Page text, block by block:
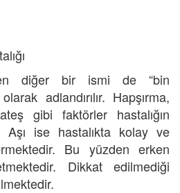
diğer bir ismi de “bin
adlandırılır. Hapşırma,
gibi faktörler hastalığın
Aşı ise hastalıkta kolay ve
Bu yüzden erken
Dikkat edilmediği